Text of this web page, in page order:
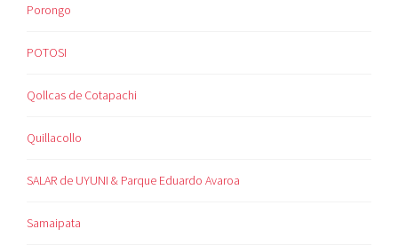
Porongo
POTOSI
Qollcas de Cotapachi
Quillacollo
SALAR de UYUNI & Parque Eduardo Avaroa
Samaipata